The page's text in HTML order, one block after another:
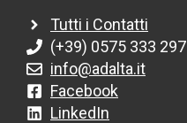
Tutti i Contatti
(+39) 0575 333 297
info@adalta.it
Facebook
LinkedIn